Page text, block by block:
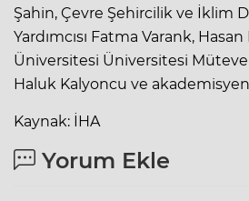
Şahin, Çevre Şehircilik ve İklim
Yardımcısı Fatma Varank,
Üniversitesi Üniversitesi
Haluk Kalyoncu ve
Kaynak: İHA
Yorum Ekle